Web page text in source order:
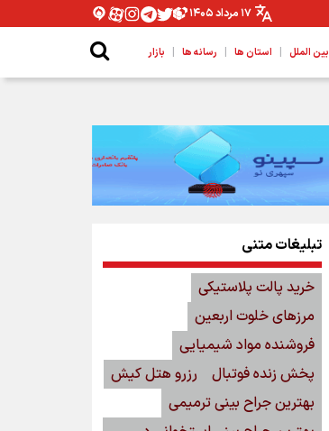
۱۷ مرداد ۱۴۰۵
بین الملل | استان ها | رسانه ها | بازار
تبلیغات متنی
خرید پالت پلاستیکی
مرزهای خلوت اربعین
فروشنده مواد شیمیایی
پخش زنده فوتبال
رزرو هتل کیش
بهترین جراح بینی ترمیمی